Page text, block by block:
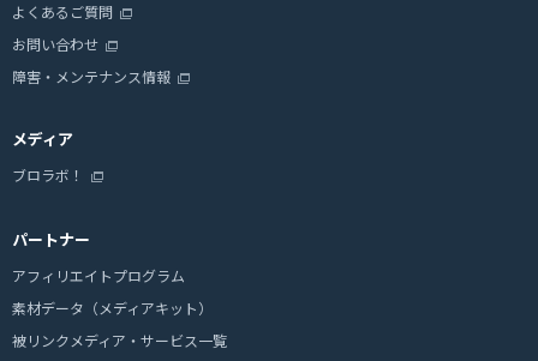
よくあるご質問
お問い合わせ
障害・メンテナンス情報
メディア
ブロラボ！
パートナー
アフィリエイトプログラム
素材データ（メディアキット）
被リンクメディア・サービス一覧